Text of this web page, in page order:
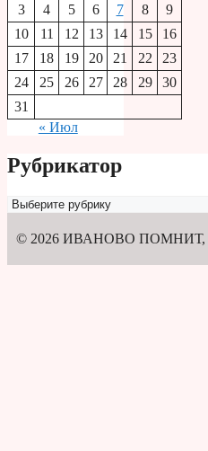
3
4 5 6 7 8
9
10
11 12 13 14 15
16
17
18 19 20 21 22
23
24
25 26 27 28 29
30
31
« Июл
Рубрикатор
Рубрикатор
© 2026 ИВАНОВО ПОМНИТ,